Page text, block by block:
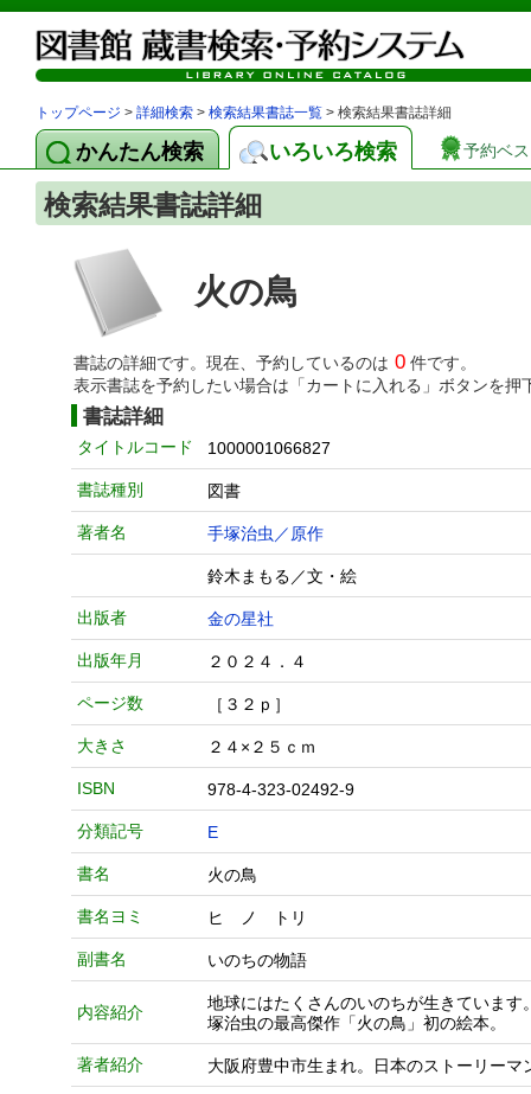
トップページ > 詳細検索 > 検索結果書誌一覧 > 検索結果書誌詳細
かんたん検索 いろいろ検索 予約ベ
検索結果書誌詳細
火の鳥
書誌の詳細です。現在、予約しているのは 0 件です。
表示書誌を予約したい場合は「カートに入れる」ボタンを押
書誌詳細
タイトルコード 1000001066827
書誌種別 図書
著者名 手塚治虫／原作
鈴木まもる／文・絵
出版者 金の星社
出版年月 ２０２４．４
ページ数 ［３２ｐ］
大きさ ２４×２５ｃｍ
ISBN 978-4-323-02492-9
分類記号 E
書名 火の鳥
書名ヨミ ヒ ノ トリ
副書名 いのちの物語
内容紹介
地球にはたくさんのいのちが生きていま
塚治虫の最高傑作「火の鳥」初の絵本。
著者紹介 大阪府豊中市生まれ。日本のストーリー